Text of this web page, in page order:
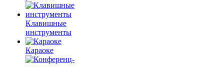
Клавишные
инструменты
Караоке